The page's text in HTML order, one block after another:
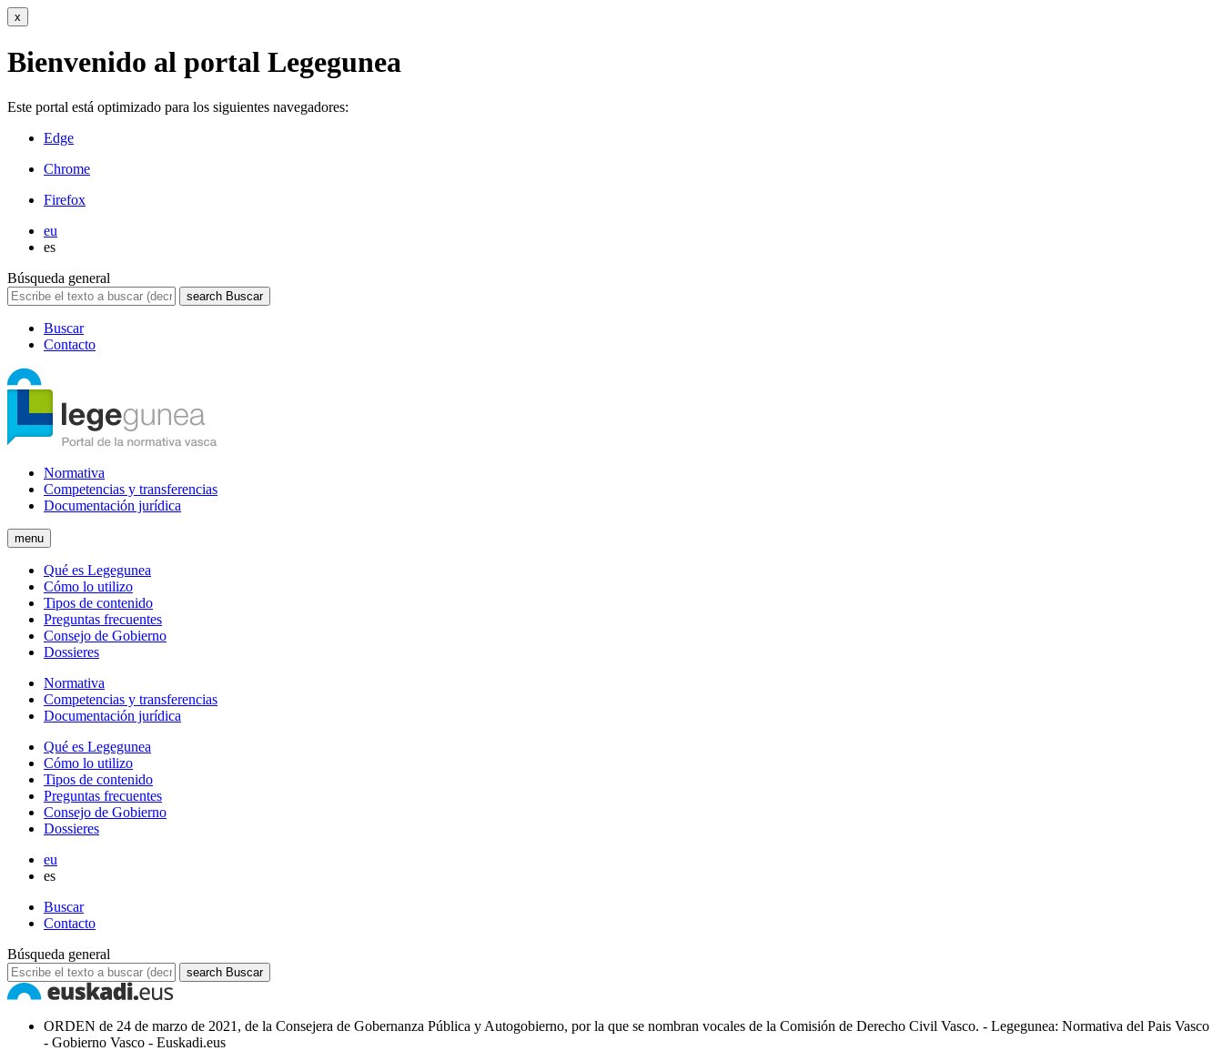
x
Bienvenido al portal Legegunea
Este portal está optimizado para los siguientes navegadores:
Edge
Chrome
Firefox
eu
es
Búsqueda general
search Buscar
Buscar
Contacto
Normativa
Competencias y transferencias
Documentación jurídica
menu
Qué es Legegunea
Cómo lo utilizo
Tipos de contenido
Preguntas frecuentes
Consejo de Gobierno
Dossieres
Normativa
Competencias y transferencias
Documentación jurídica
Qué es Legegunea
Cómo lo utilizo
Tipos de contenido
Preguntas frecuentes
Consejo de Gobierno
Dossieres
eu
es
Buscar
Contacto
Búsqueda general
search Buscar
ORDEN de 24 de marzo de 2021, de la Consejera de Gobernanza Pública y Autogobierno, por la que se nombran vocales de la Comisión de Derecho Civil Vasco. - Legegunea: Normativa del Pais Vasco
- Gobierno Vasco - Euskadi.eus